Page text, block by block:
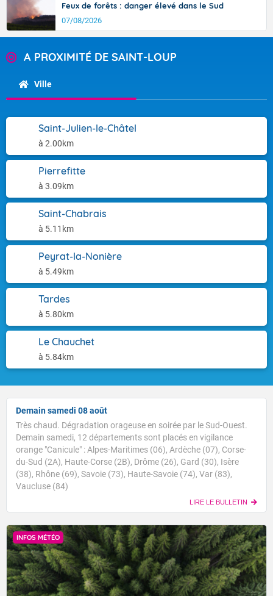
Feux de forêts : danger élevé dans le Sud
07/08/2026
A PROXIMITÉ DE SAINT-LOUP
Ville
Saint-Julien-le-Châtel
à 2.00km
Pierrefitte
à 3.09km
Saint-Chabrais
à 5.11km
Peyrat-la-Nonière
à 5.49km
Tardes
à 5.80km
Le Chauchet
à 5.84km
Demain samedi 08 août
Très chaud. Dégradation orageuse en soirée par le Sud-Ouest.
Demain samedi, 12 départements sont placés en vigilance
orange "Canicule" : Alpes-Maritimes (06), Ardèche (07), Corse-
du-Sud (2A), Haute-Corse (2B), Drôme (26), Gard (30), Isère
(38), Rhône (69), Savoie (73), Haute-Savoie (74), Var (83),
Vaucluse (84)
LIRE LE BULLETIN
INFOS MÉTÉO